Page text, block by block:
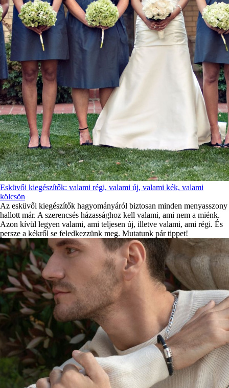
Esküvői kiegészítők: valami régi, valami új, valami kék, valami
kölcsön
Az esküvői kiegészítők hagyományáról biztosan minden menyasszony
hallott már. A szerencsés házassághoz kell valami, ami nem a miénk.
Azon kívül legyen valami, ami teljesen új, illetve valami, ami régi. És
persze a kékről se feledkezzünk meg. Mutatunk pár tippet!